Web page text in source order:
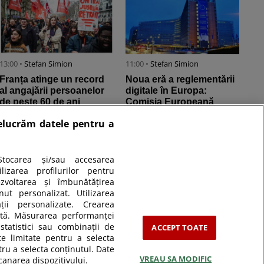
13:00 •Stefan Simion
Franța atinge un record
al angajării persoanelor
de peste 60 de ani
11:00 • Stefan Simion
Noua eră a reglementării
digitale în Europa:
Comisia Europeană
datele pentru a
și/sau accesarea
profilurilor pentru
și îmbunătățirea
personalizat. Utilizarea
personalizate. Crearea
Măsurarea performanței
sau combinații de
limitate pentru a selecta
a selecta conținutul. Date
dispozitivului.
ACCEPT TOATE
VREAU SA MODIFIC